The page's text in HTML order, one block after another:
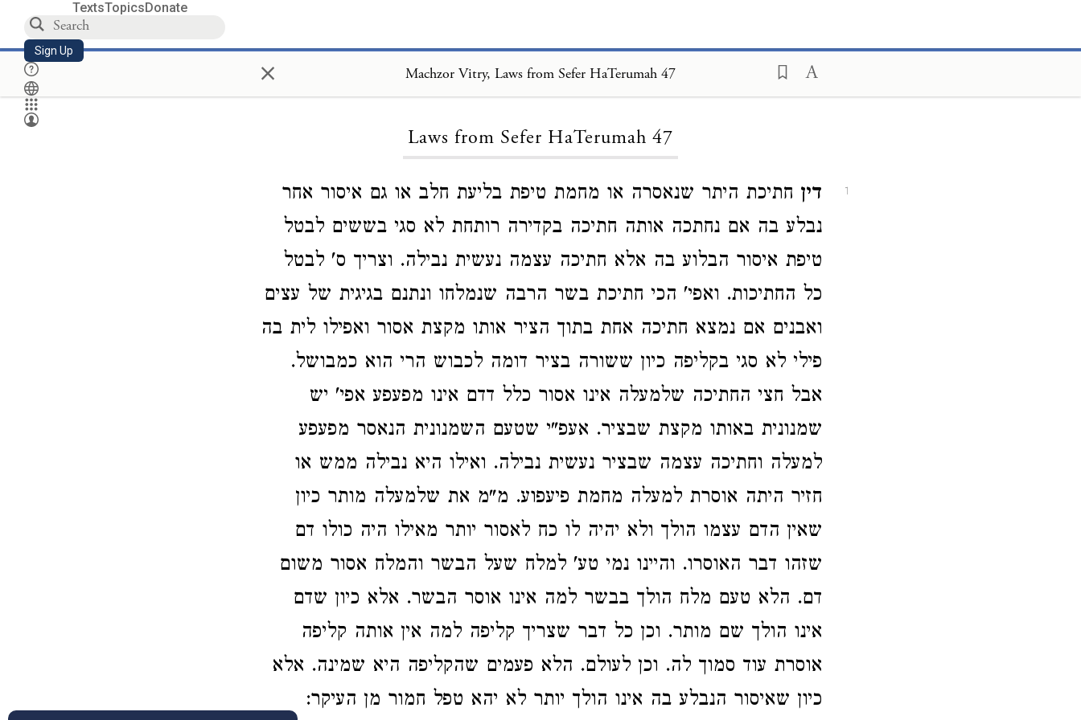
TextsTopicsDonate
Sign Up × Machzor Vitry, Laws from Sefer HaTerumah 47
Laws from Sefer HaTerumah 47
1 דין חתיכת היתר שנאסרה או מחמת טיפת בליעת חלב או גם איסור אחר
נבלע בה אם נחתכה אותה חתיכה בקדירה רותחת לא סגי בששים לבטל
טיפת איסור הבלוע בה אלא חתיכה עצמה נעשית נבילה. וצריך ס' לבטל
כל החתיכות. ואפי' הכי חתיכת בשר הרבה שנמלחו ונתנם בגיגית של עצים
ואבנים אם נמצא חתיכה אחת בתוך הציר אותו מקצת אסור ואפילו לית בה
פילי לא סגי בקליפה כיון ששורה בציר דומה לכבוש הרי הוא כמבושל.
אבל חצי החתיכה שלמעלה אינו אסור כלל דדם אינו מפעפע אפי' יש
שמנונית באותו מקצת שבציר. אעפ"י שטעם השמנונית הנאסר מפעפע
למעלה וחתיכה עצמה שבציר נעשית נבילה. ואילו היא נבילה ממש או
חזיר היתה אוסרת למעלה מחמת פיעפוע. מ"מ את שלמעלה מותר כיון
שאין הדם עצמו הולך ולא יהיה לו כח לאסור יותר מאילו היה כולו דם
שזהו דבר האוסרו. והיינו נמי טע' למלח שעל הבשר והמלח אסור משום
דם. הלא טעם מלח הולך בבשר למה אינו אוסר הבשר. אלא כיון שדם
אינו הולך שם מותר. וכן כל דבר שצריך קליפה למה אין אותה קליפה
אוסרת עוד סמוך לה. וכן לעולם. הלא פעמים שהקליפה היא שמינה. אלא
כיון שאיסור הנבלע בה אינו הולך יותר לא יהא טפל חמור מן העיקר: